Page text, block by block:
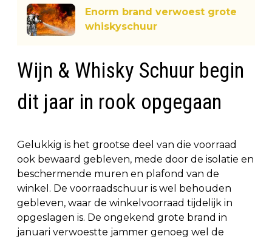
Enorm brand verwoest grote
whiskyschuur
Wijn & Whisky Schuur begin
dit jaar in rook opgegaan
Gelukkig is het grootse deel van die voorraad
ook bewaard gebleven, mede door de isolatie en
beschermende muren en plafond van de
winkel. De voorraadschuur is wel behouden
gebleven, waar de winkelvoorraad tijdelijk in
opgeslagen is. De ongekend grote brand in
januari verwoestte jammer genoeg wel de